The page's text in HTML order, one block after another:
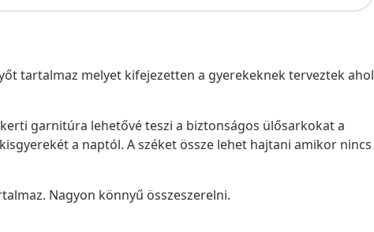
tartalmaz melyet kifejezetten a gyerekeknek terveztek ahol
garnitúra lehetővé teszi a biztonságos ülősarkokat a
a naptól. A széket össze lehet hajtani amikor nincs
Nagyon könnyű összeszerelni.